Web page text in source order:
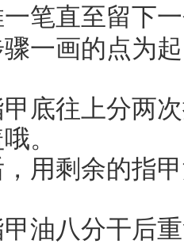
笔直至留下
骤一画的点为
底往上分两
。
用剩余的指
油八分干后